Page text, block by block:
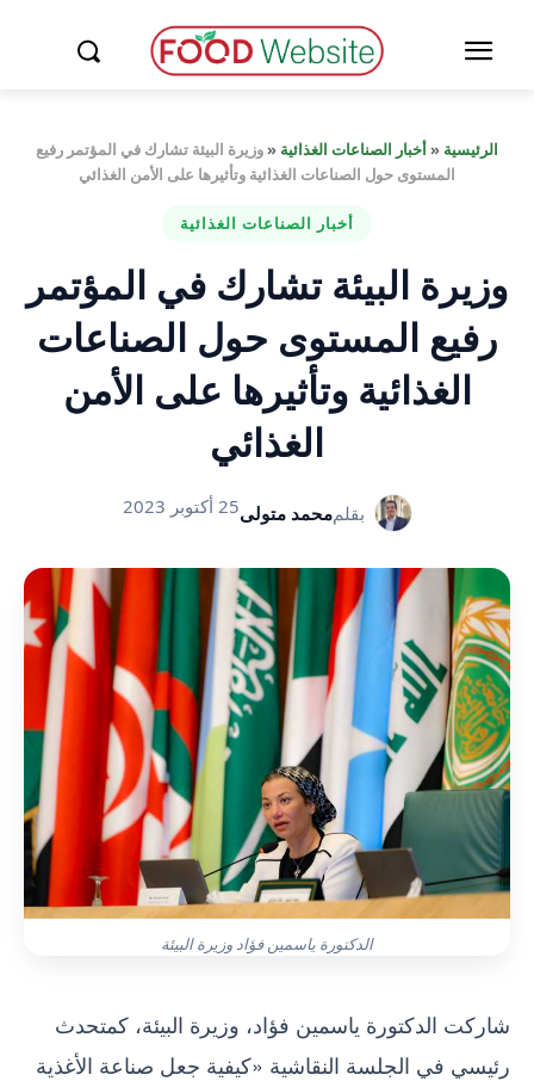
الرئيسية «أخبار الصناعات الغذائية «وزيرة البيئة تشارك في المؤتمر رفيع
المستوى حول الصناعات الغذائية وتأثيرها على الأمن الغذائي
أخبار الصناعات الغذائية
وزيرة البيئة تشارك في المؤتمر
رفيع المستوى حول الصناعات
الغذائية وتأثيرها على الأمن
الغذائي
بقلممحمد متولى25 أكتوبر 2023
الدكتورة ياسمين فؤاد وزيرة البيئة
شاركت الدكتورة ياسمين فؤاد، وزيرة البيئة، كمتحدث
رئيسي في الجلسة النقاشية «كيفية جعل صناعة الأغذية